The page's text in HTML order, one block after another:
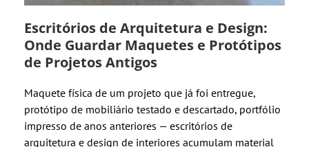
Escritórios de Arquitetura e Design:
Onde Guardar Maquetes e Protótipos
de Projetos Antigos
Maquete física de um projeto que já foi entregue,
protótipo de mobiliário testado e descartado, portfólio
impresso de anos anteriores — escritórios de
arquitetura e design de interiores acumulam material